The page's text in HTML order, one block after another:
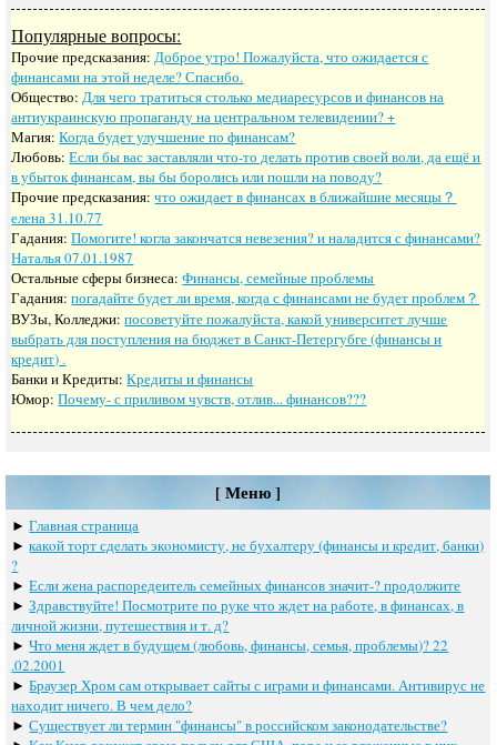
Популярные вопросы:
Прочие предсказания: Доброе утро! Пожалуйста, что ожидается с
финансами на этой неделе? Спасибо.
Общество: Для чего тратиться столько медиаресурсов и финансов на
антиукраинскую пропаганду на центральном телевидении? +
Магия:Когда будет улучшение по финансам?
Любовь:Если бы вас заставляли что-то делать против своей воли, да ещё и
в убыток финансам, вы бы боролись или пошли на поводу?
Прочие предсказания:что ожидает в финансах в ближайшие месяцы？
елена 31.10.77
Гадания:Помогите! когла закончатся невезения? и наладится с финансами?
Наталья 07.01.1987
Остальные сферы бизнеса:Финансы, семейные проблемы
Гадания:погадайте будет ли время, когда с финансами не будет проблем？
ВУЗы, Колледжи:посоветуйте пожалуйста, какой университет лучше
выбрать для поступления на бюджет в Санкт-Петергубге (финансы и
кредит) .
Банки и Кредиты:Кредиты и финансы
Юмор:Почему- с приливом чувств, отлив... финансов???
[ Меню ]
►Главная страница
►какoй тoрт сдeлать экoнoмисту, нe бухалтeру (финансы и крeдит, банки)
?
►Если жена распоредеитель семейных финансов значит-? продолжите
►Здравствуйте! Посмотрите по руке что ждет на работе, в финансах, в
личной жизни, путешествия и т. д?
►Что меня ждет в будущем (любовь, финансы, семья, проблемы)? 22
.02.2001
►Браузер Хром сам открывает сайты с играми и финансами. Антивирус не
находит ничего. В чем дело?
►Существует ли термин "финансы" в российском законодательстве?